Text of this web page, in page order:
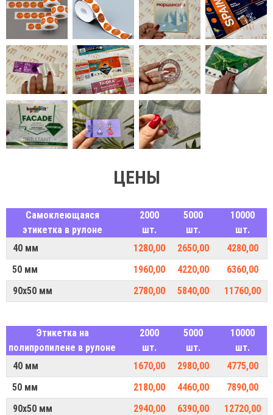
ЦЕНЫ
Самоклеющаяся
этикетка в рулоне
2000
шт.
5000
шт.
10000
шт.
40 мм
1280,00 2650,00
4280,00
50 мм
1960,00 4220,00
6360,00
90х50 мм
2780,00 5840,00 11760,00
Этикетка на
полипропилене в рулоне
2000
шт.
5000
шт.
10000
шт.
40 мм
1670,00 2980,00
4775,00
50 мм
2180,00 4460,00
7890,00
90х50 мм
2940,00 6390,00 12720,00